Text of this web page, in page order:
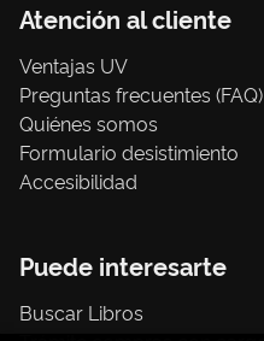
Atención al cliente
Ventajas UV
Preguntas frecuentes (FAQ)
Quiénes somos
Formulario desistimiento
Accesibilidad
Puede interesarte
Buscar Libros